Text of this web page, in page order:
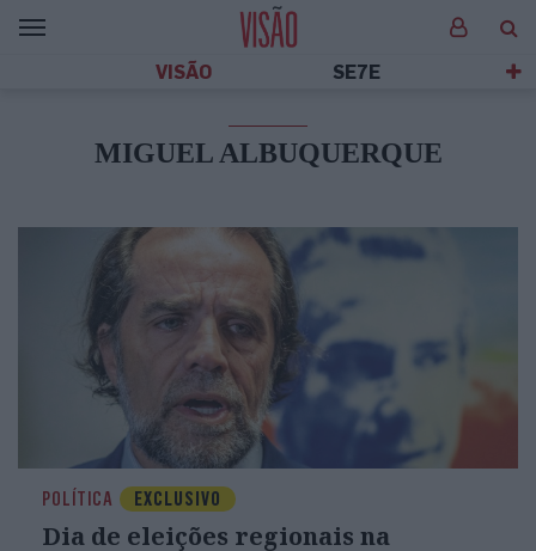
VISÃO SE7E
MIGUEL ALBUQUERQUE
POLÍTICA EXCLUSIVO
Dia de eleições regionais na